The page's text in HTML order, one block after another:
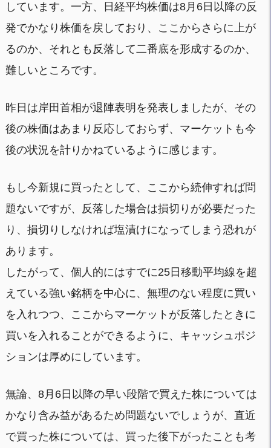
しています。一方、日経平均株価は8月6日以降の反
発でかなり株価を戻しており、ここからさらに上が
るのか、それとも反落して二番底を形成するのか、
難しいところです。
昨日は岸田首相が退陣表明を発表しましたが、その
後の株価はあまり反応しておらず、マーケットも今
後の状況を計りかねているように感じます。
もし今新規に買ったとして、ここから続伸すれば問
題ないですが、反落した場合は損切りが必要だった
り、損切りしなければ塩漬けになってしまう恐れが
あります。
したがって、個人的にはすでに25日移動平均線を超
えている強い銘柄を中心に、無理のない程度に買い
を入れつつ、ここからマーケットが反落したときに
買いを入れることができるように、キャッシュポジ
ションは厚めにしています。
無論、8月6日以降の早い段階で買えた株については
かなり含み益があるため問題ないでしょうが、直近
で買った株については、買った後下がったことも考